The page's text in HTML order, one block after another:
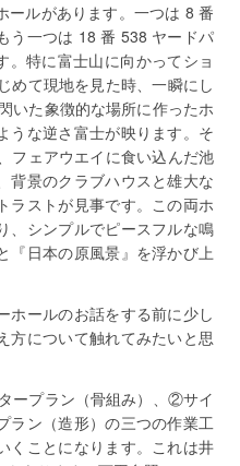
ールがあります。一つは 8 番
う一つは 18 番 538 ヤードパ
。特に富士山に向かってショ
めて現地を見た時、一瞬にし
いた象徴的な場所に作ったホ
うな逆さ富士が映ります。そ
フェアウエイに食い込んだ池
背景のクラブハウスと雄大な
ラストが見事です。この両ホ
、シンプルでピースフルな鳴
『日本の原風景』を浮かび上
ホールのお話をする前に少し
方について触れてみたいと思
ープラン（骨組み）、②サイ
ラン（造形）の三つの作業工
くことになります。これは井